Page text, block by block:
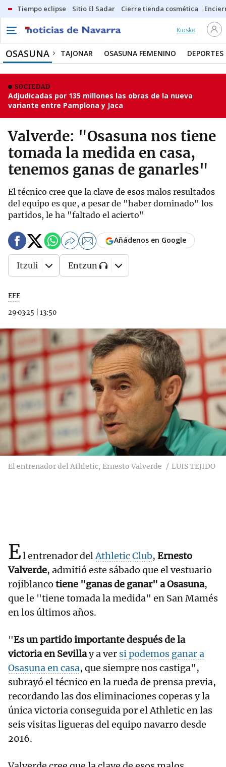
Tiempo eclipse Sitio El Sadar Cierre tienda cosmética
Kiosko
OSASUNA TAJONAR OSASUNA FEMENINO DEPORTES
SOCIEDAD
Adjudicadas por 135 millones las obras de la nueva
variante entre Pamplona y Jaca
Valverde: "Osasuna nos tiene
tomada la medida en casa,
tenemos ganas de ganarles"
El técnico cree que la clave de esos malos resultados
del equipo es que, a pesar de "haber dominado" los
partidos, le ha "faltado el acierto"
EFE
29·03·25
13:50
Añádenos en Google
Itzuli Entzun
El entrenador del Athletic, Ernesto Valverde LUIS TEJIDO
El entrenador delAthletic Club, Ernesto
Valverde, admitió este sábado que el vestuario
rojiblanco tiene "ganas de ganar" a Osasuna,
que le "tiene tomada la medida" en San Mamés
en los últimos años.
"Es un partido importante después de la
victoria en Sevillay a ver si podemos ganar a
Osasuna en casa, que siempre nos castiga",
subrayó el técnico en la rueda de prensa previa,
recordando las dos eliminaciones coperas y la
única victoria conseguida por el Athletic en las
seis visitas ligueras del equipo navarro desde
2016.